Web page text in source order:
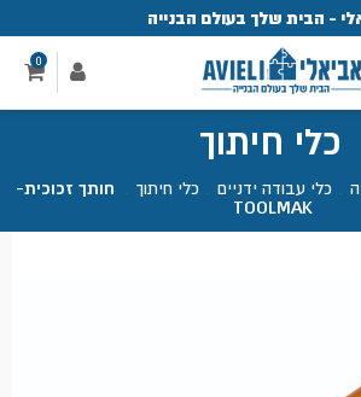
- הבית שלך בעולם הבנייה
0
כלי חיתוך
כלי עבודה ידניים כלי חיתוך
חותך זכוכית-
TOOLMAK